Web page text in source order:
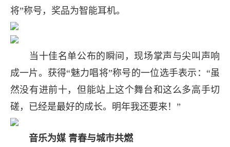
将”称号，奖品为智能耳机。
当十佳名单公布的瞬间，现场掌声与尖叫声响
成一片。获得“魅力唱将”称号的一位选手表示：“虽
然没有进前十，但能站上这个舞台和这么多高手切
磋，已经是最好的成长。明年我还要来！”
音乐为媒 青春与城市共燃